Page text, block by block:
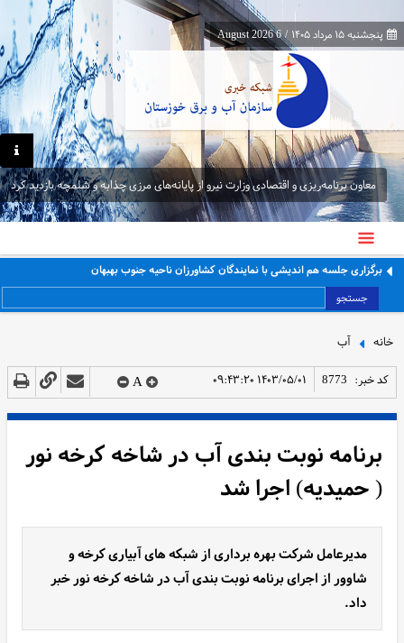
پنجشنبه ۱۵ مرداد ۱۴۰۵ /
6 August 2026
معاون برنامه‌ریزی و اقتصادی وزارت نیرو از پایانه‌های مرزی چذابه و شلمچه بازدید کرد
برگزاری جلسه هم اندیشی با نمایندگان کشاورزان ناحیه جنوب بهبهان
جستجو
خانه آب
کد خبر: 8773 ۱۴۰۳/۰۵/۰۱ ۰۹:۴۳:۲۰ A
برنامه نوبت بندی آب در شاخه کرخه نور
( حمیدیه) اجرا شد
مدیرعامل شرکت بهره برداری از شبکه های آبیاری کرخه و
شاوور از اجرای برنامه نوبت بندی آب در شاخه کرخه نور خبر
داد.